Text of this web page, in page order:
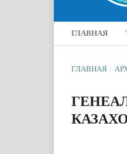
ГЛАВНАЯ
ГЛАВНАЯ /